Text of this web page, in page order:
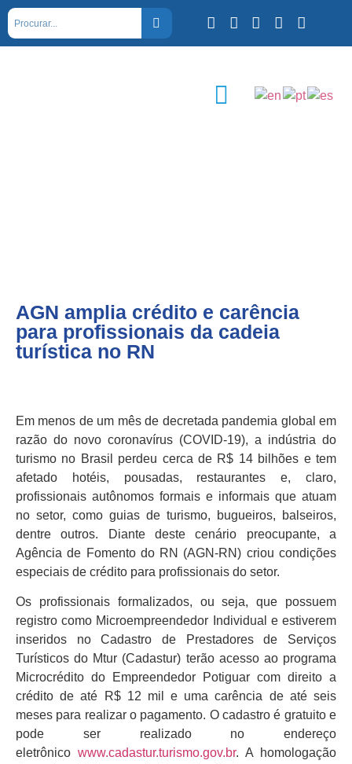
AGN amplia crédito e carência
para profissionais da cadeia
turística no RN
Em menos de um mês de decretada pandemia global em
razão do novo coronavírus (COVID-19), a indústria do
turismo no Brasil perdeu cerca de R$ 14 bilhões e tem
afetado hotéis, pousadas, restaurantes e, claro,
profissionais autônomos formais e informais que atuam
no setor, como guias de turismo, bugueiros, balseiros,
dentre outros. Diante deste cenário preocupante, a
Agência de Fomento do RN (AGN-RN) criou condições
especiais de crédito para profissionais do setor.
Os profissionais formalizados, ou seja, que possuem
registro como Microempreendedor Individual e estiverem
inseridos no Cadastro de Prestadores de Serviços
Turísticos do Mtur (Cadastur) terão acesso ao programa
Microcrédito do Empreendedor Potiguar com direito a
crédito de até R$ 12 mil e uma carência de até seis
meses para realizar o pagamento. O cadastro é gratuito e
pode ser realizado no endereço
eletrônico www.cadastur.turismo.gov.br. A homologação